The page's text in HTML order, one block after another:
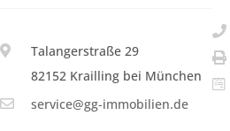
Talangerstraße 29
82152 Krailling bei München
service@gg-immobilien.de